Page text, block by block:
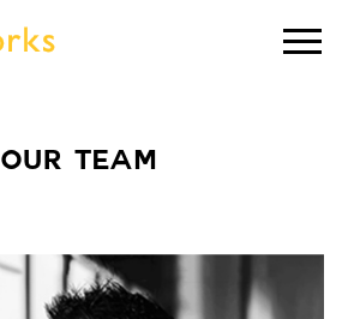
OUR TEAM